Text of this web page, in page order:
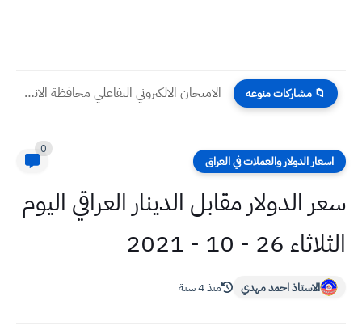
📁 مشاركات منوعه الامتحان الالكتروني التفاعلي محافظة الانبار اجتماعيات سادس ابتدائي
اسعار الدولار والعملات في العراق
0
سعر الدولار مقابل الدينار العراقي اليوم
الثلاثاء 26 - 10 - 2021
الاستاذ احمد مهدي منذ 4 سنة